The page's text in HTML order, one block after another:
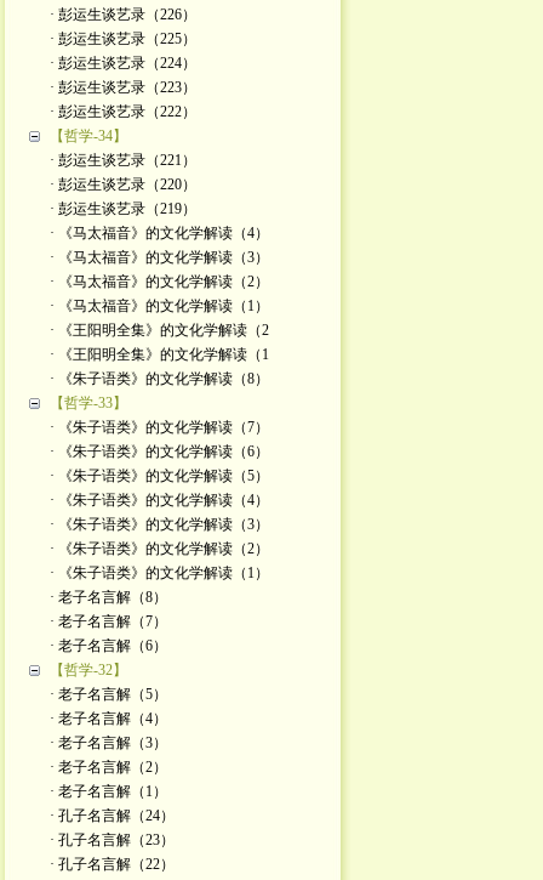
· 彭运生谈艺录（226）
· 彭运生谈艺录（225）
· 彭运生谈艺录（224）
· 彭运生谈艺录（223）
· 彭运生谈艺录（222）
【哲学-34】
· 彭运生谈艺录（221）
· 彭运生谈艺录（220）
· 彭运生谈艺录（219）
· 《马太福音》的文化学解读（4）
· 《马太福音》的文化学解读（3）
· 《马太福音》的文化学解读（2）
· 《马太福音》的文化学解读（1）
· 《王阳明全集》的文化学解读（2
· 《王阳明全集》的文化学解读（1
· 《朱子语类》的文化学解读（8）
【哲学-33】
· 《朱子语类》的文化学解读（7）
· 《朱子语类》的文化学解读（6）
· 《朱子语类》的文化学解读（5）
· 《朱子语类》的文化学解读（4）
· 《朱子语类》的文化学解读（3）
· 《朱子语类》的文化学解读（2）
· 《朱子语类》的文化学解读（1）
· 老子名言解（8）
· 老子名言解（7）
· 老子名言解（6）
【哲学-32】
· 老子名言解（5）
· 老子名言解（4）
· 老子名言解（3）
· 老子名言解（2）
· 老子名言解（1）
· 孔子名言解（24）
· 孔子名言解（23）
· 孔子名言解（22）